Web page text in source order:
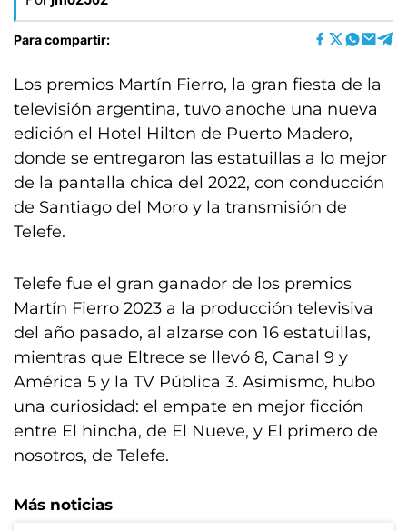
Para compartir:
Los premios Martín Fierro, la gran fiesta de la
televisión argentina, tuvo anoche una nueva
edición el Hotel Hilton de Puerto Madero,
donde se entregaron las estatuillas a lo mejor
de la pantalla chica del 2022, con conducción
de Santiago del Moro y la transmisión de
Telefe.
Telefe fue el gran ganador de los premios
Martín Fierro 2023 a la producción televisiva
del año pasado, al alzarse con 16 estatuillas,
mientras que Eltrece se llevó 8, Canal 9 y
América 5 y la TV Pública 3. Asimismo, hubo
una curiosidad: el empate en mejor ficción
entre El hincha, de El Nueve, y El primero de
nosotros, de Telefe.
Más noticias